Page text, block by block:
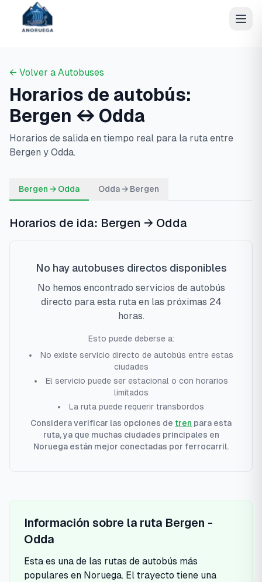
← Volver a Autobuses
Horarios de autobús:
Bergen ↔ Odda
Horarios de salida en tiempo real para la ruta entre
Bergen y Odda.
Bergen → Odda Odda → Bergen
Horarios de ida: Bergen → Odda
No hay autobuses directos disponibles
No hemos encontrado servicios de autobús
directo para esta ruta en las próximas 24
horas.
Esto puede deberse a:
No existe servicio directo de autobús entre estas
ciudades
El servicio puede ser estacional o con horarios
limitados
La ruta puede requerir transbordos
Considera verificar las opciones de tren para esta
ruta, ya que muchas ciudades principales en
Noruega están mejor conectadas por ferrocarril.
Información sobre la ruta Bergen -
Odda
Esta es una de las rutas de autobús más
populares en Noruega. El trayecto tiene una